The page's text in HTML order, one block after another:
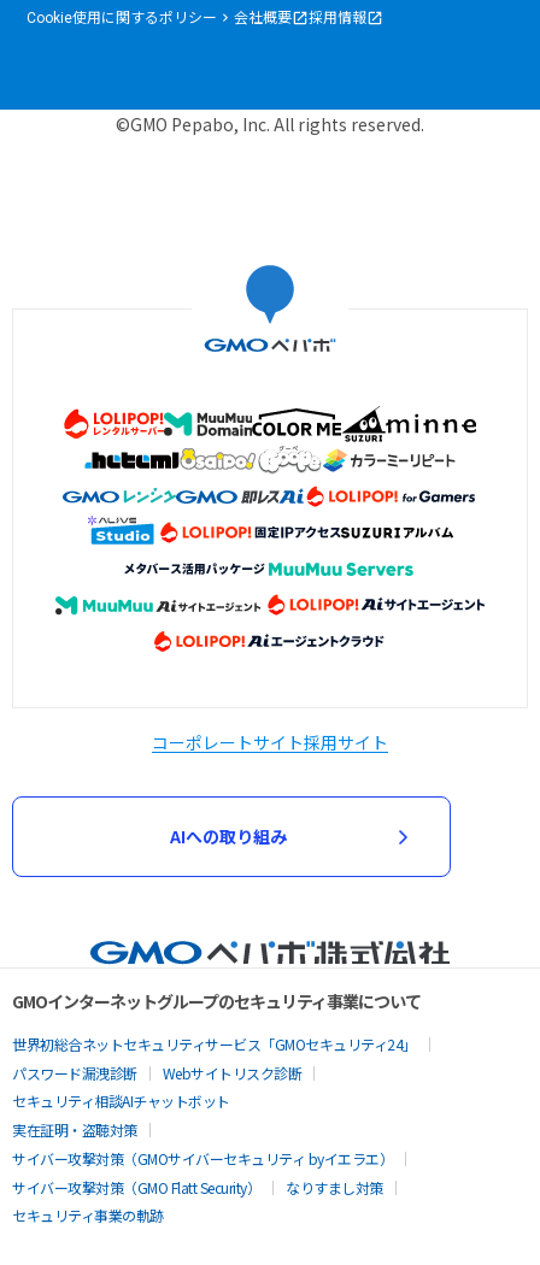
Cookie使用に関するポリシー
会社概要 採用情報
©GMO Pepabo, Inc. All rights reserved.
コーポレートサイト採用サイト
AIへの取り組み
GMOインターネットグループのセキュリティ事業について
世界初総合ネットセキュリティサービス「GMOセキュリティ24」
パスワード漏洩診断
Webサイトリスク診断
セキュリティ相談AIチャットボット
実在証明・盗聴対策
サイバー攻撃対策（GMOサイバーセキュリティ byイエラエ）
サイバー攻撃対策（GMO Flatt Security）
なりすまし対策
セキュリティ事業の軌跡